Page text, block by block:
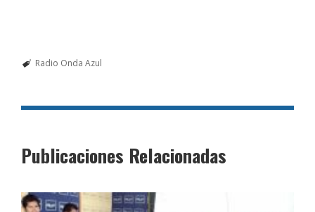
Radio Onda Azul
Publicaciones Relacionadas